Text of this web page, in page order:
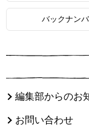
バックナン
編集部からのお
お問い合わせ